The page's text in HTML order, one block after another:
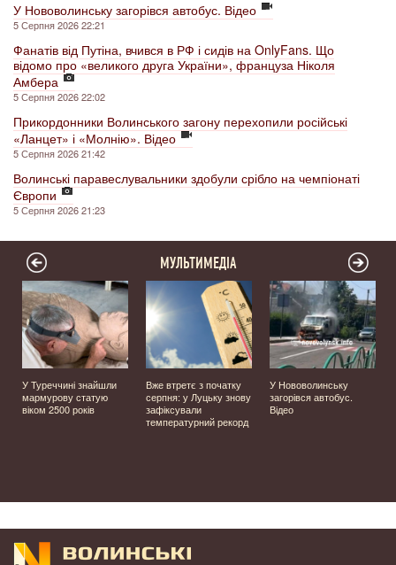
У Нововолинську загорівся автобус. Відео
5 Серпня 2026 22:21
Фанатів від Путіна, вчився в РФ і сидів на OnlyFans. Що
відомо про «великого друга України», француза Ніколя
Амбера
5 Серпня 2026 22:02
Прикордонники Волинського загону перехопили російські
«Ланцет» і «Молнію». Відео
5 Серпня 2026 21:42
Волинські паравеслувальники здобули срібло на чемпіонаті
Європи
5 Серпня 2026 21:23
МУЛЬТИМЕДІА
У Туреччині знайшли
мармурову статую
віком 2500 років
Вже втретє з початку
серпня: у Луцьку знову
зафіксували
температурний рекорд
У Нововолинську
загорівся автобус.
Відео